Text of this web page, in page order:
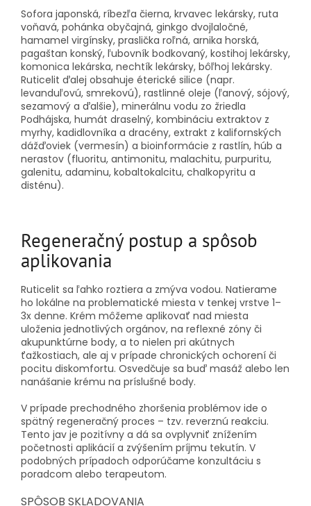
Sofora japonská, ríbezľa čierna, krvavec lekársky, ruta
voňavá, pohánka obyčajná, ginkgo dvojlaločné,
hamamel virgínsky, praslička roľná, arnika horská,
pagaštan konský, ľubovník bodkovaný, kostihoj lekársky,
komonica lekárska, nechtík lekársky, bôľhoj lekársky.
Ruticelit ďalej obsahuje éterické silice (napr.
levanduľovú, smrekovú), rastlinné oleje (ľanový, sójový,
sezamový a ďalšie), minerálnu vodu zo žriedla
Podhájska, humát draselný, kombináciu extraktov z
myrhy, kadidlovníka a dracény, extrakt z kalifornských
dážďoviek (vermesín) a bioinformácie z rastlín, húb a
nerastov (fluoritu, antimonitu, malachitu, purpuritu,
galenitu, adaminu, kobaltokalcitu, chalkopyritu a
disténu).
Regeneračný postup a spôsob
aplikovania
Ruticelit sa ľahko roztiera a zmýva vodou. Natierame
ho lokálne na problematické miesta v tenkej vrstve 1–
3x denne. Krém môžeme aplikovať nad miesta
uloženia jednotlivých orgánov, na reflexné zóny či
akupunktúrne body, a to nielen pri akútnych
ťažkostiach, ale aj v prípade chronických ochorení či
pocitu diskomfortu. Osvedčuje sa buď masáž alebo len
nanášanie krému na príslušné body.
V prípade prechodného zhoršenia problémov ide o
spätný regeneračný proces – tzv. reverznú reakciu.
Tento jav je pozitívny a dá sa ovplyvniť znížením
početnosti aplikácií a zvýšením príjmu tekutín. V
podobných prípadoch odporúčame konzultáciu s
poradcom alebo terapeutom.
SPÔSOB SKLADOVANIA